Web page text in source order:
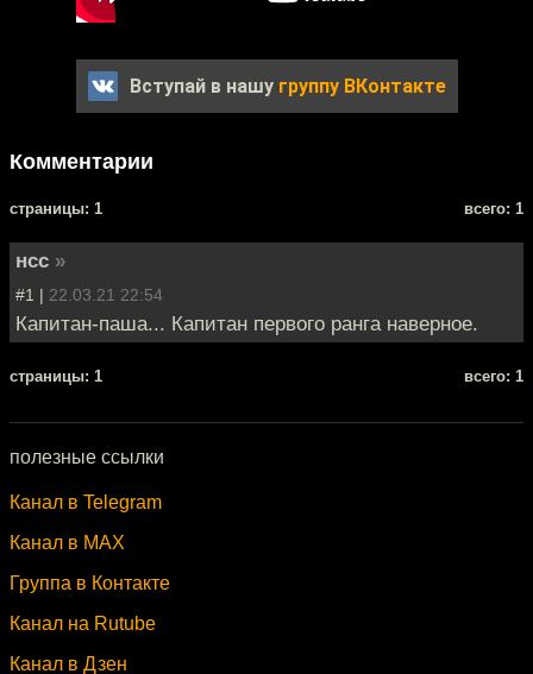
Вступай в нашу группу ВКонтакте
Комментарии
cтраницы: 1 всего: 1
нсс »
#1 | 22.03.21 22:54
Капитан-паша... Капитан первого ранга наверное.
cтраницы: 1 всего: 1
полезные ссылки
Канал в Telegram
Канал в MAX
Группа в Контакте
Канал на Rutube
Канал в Дзен